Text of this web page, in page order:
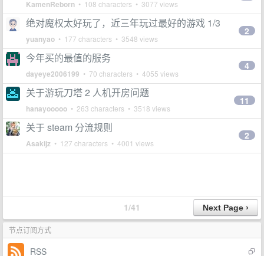
KamenReborn • 108 characters • 3077 views
绝对魔权太好玩了，近三年玩过最好的游戏 1/3
yuanyao • 177 characters • 3548 views
2
今年买的最值的服务
dayeye2006199 • 70 characters • 4055 views
4
关于游玩刀塔 2 人机开房问题
hanayooooo • 263 characters • 3518 views
11
关于 steam 分流规则
Asakijz • 127 characters • 4001 views
2
1/41
节点订阅方式
RSS